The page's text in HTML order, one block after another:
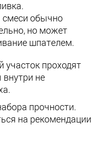
обычно
но может
шпателем.
участок проходят
не
прочности.
на рекомендации